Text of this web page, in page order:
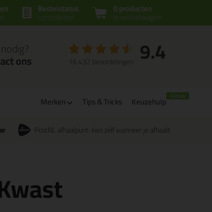
0 producten
in winkelwagen
Bestelstatus
controleren
ons 9.4
16.432 beoordelingen
Merken Tips & Tricks Keuzehulp
PostNL afhaalpunt: kies zelf wanneer je afhaalt